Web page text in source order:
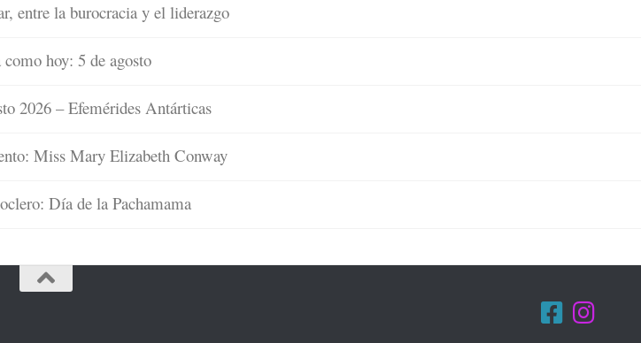
entre la burocracia y el liderazgo
hoy: 5 de agosto
2026 – Efemérides Antárticas
Miss Mary Elizabeth Conway
Día de la Pachamama